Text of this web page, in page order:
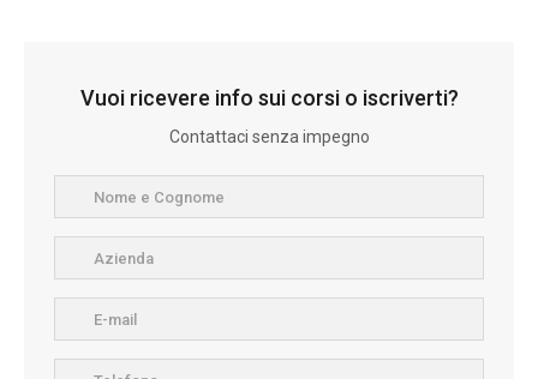
Vuoi ricevere info sui corsi o iscriverti?
Contattaci senza impegno